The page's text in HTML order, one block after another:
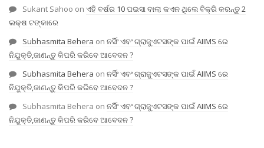
Sukant Sahoo on ଏହି ବର୍ଷର 10 ପଇସା ବାଲା କଏନ ଥିଲେ ବିକ୍ରି କରନ୍ତୁ 2
ଲକ୍ଷ ଟଙ୍କାରେ
Subhasmita Behera on ନର୍ସିଂ ଏବଂ ଗ୍ରାଜୁଏଟସଙ୍କ ପାଇଁ AIIMS ରେ
ନିଯୁକ୍ତି,ଜାଣନ୍ତୁ କିପରି କରିବେ ଆବେଦନ ?
Subhasmita Behera on ନର୍ସିଂ ଏବଂ ଗ୍ରାଜୁଏଟସଙ୍କ ପାଇଁ AIIMS ରେ
ନିଯୁକ୍ତି,ଜାଣନ୍ତୁ କିପରି କରିବେ ଆବେଦନ ?
Subhasmita Behera on ନର୍ସିଂ ଏବଂ ଗ୍ରାଜୁଏଟସଙ୍କ ପାଇଁ AIIMS ରେ
ନିଯୁକ୍ତି,ଜାଣନ୍ତୁ କିପରି କରିବେ ଆବେଦନ ?